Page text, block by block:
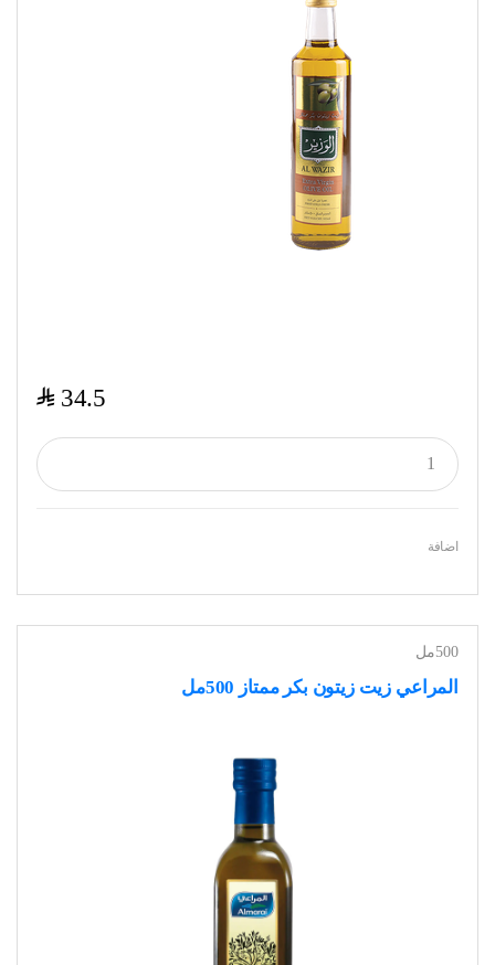
34.5
$
اضافة
500مل
المراعي زيت زيتون بكر ممتاز 500مل